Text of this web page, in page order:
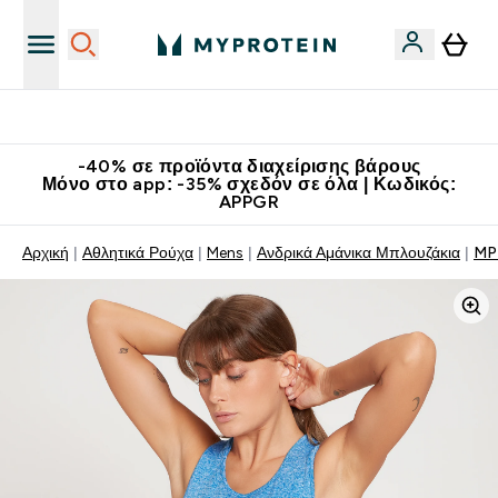
-40% σε προϊόντα διαχείρισης βάρους
Μόνο στο app: -35% σχεδόν σε όλα | Κωδικός:
APPGR
Αρχική Αθλητικά Ρούχα Mens Ανδρικά Αμάνικα Μπλουζάκια